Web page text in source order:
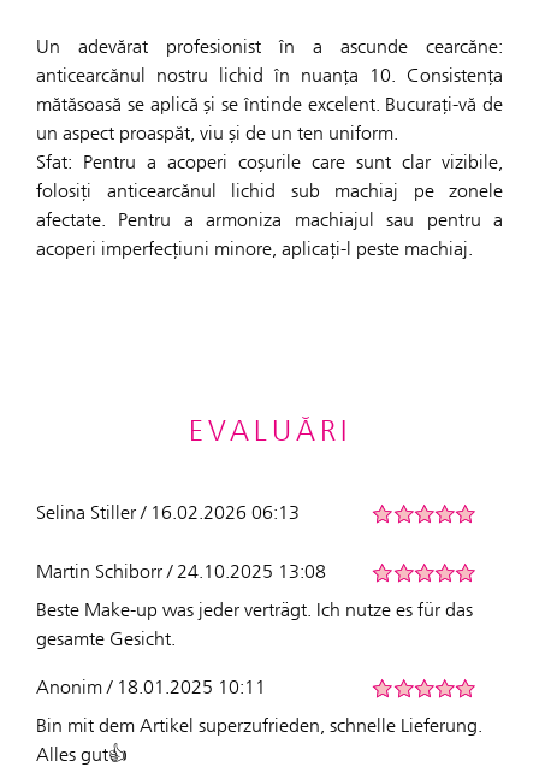
Un adevărat profesionist în a ascunde cearcăne:
anticearcănul nostru lichid în nuanța 10. Consistența
mătăsoasă se aplică și se întinde excelent. Bucurați-vă de
un aspect proaspăt, viu și de un ten uniform.
Sfat: Pentru a acoperi coșurile care sunt clar vizibile,
folosiți anticearcănul lichid sub machiaj pe zonele
afectate. Pentru a armoniza machiajul sau pentru a
acoperi imperfecțiuni minore, aplicați-l peste machiaj.
EVALUĂRI
Selina Stiller / 16.02.2026 06:13
Martin Schiborr / 24.10.2025 13:08
Beste Make-up was jeder verträgt. Ich nutze es für das
gesamte Gesicht.
Anonim / 18.01.2025 10:11
Bin mit dem Artikel superzufrieden, schnelle Lieferung.
Alles gut👍